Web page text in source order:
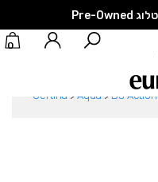
0
Certina > Aqua > DS Action